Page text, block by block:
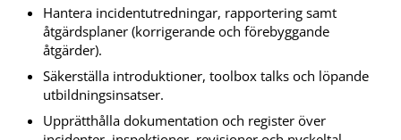
Hantera incidentutredningar, rapportering samt
åtgärdsplaner (korrigerande och förebyggande
åtgärder).
Säkerställa introduktioner, toolbox talks och löpande
utbildningsinsatser.
Upprätthålla dokumentation och register över